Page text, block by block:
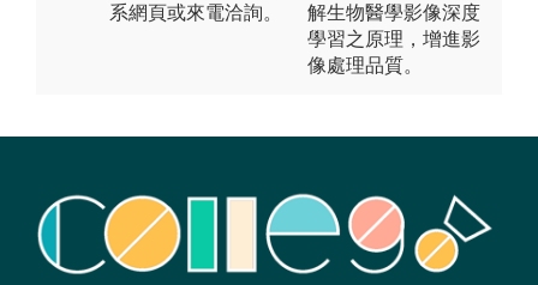
系網頁或來電洽詢。
解生物醫學影像深度
學習之原理，增進影
像處理品質。